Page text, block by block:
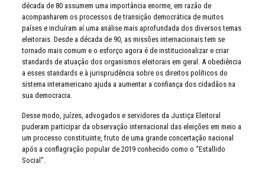
década de 80 assumem uma importância enorme, em razão de
acompanharem os processos de transição democrática de muitos
países e incluíram aí uma análise mais aprofundada dos diversos temas
eleitorais. Desde a década de 90, as missões internacionais tem se
tornado mais comum e o esforço agora é de institucionalizar e criar
standards de atuação dos organismos eleitorais em geral. A obediência
a esses standards e à jurisprudência sobre os direitos políticos do
sistema interamericano ajuda a aumentar a confiança dos cidadãos na
sua democracia.
Desse modo, juízes, advogados e servidores da Justiça Eleitoral
puderam participar da observação internacional das eleições em meio a
um processo constituinte, fruto de uma grande concertação nacional
após a conflagração popular de 2019 conhecido como o “Estallido
Social”.